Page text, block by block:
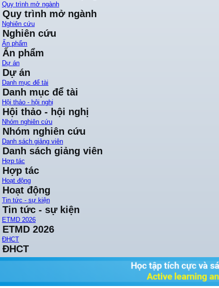
Quy trình mở ngành
Quy trình mở ngành
Nghiên cứu
Nghiên cứu
Ấn phẩm
Ấn phẩm
Dự án
Dự án
Danh mục để tài
Danh mục để tài
Hội thảo - hội nghị
Hội thảo - hội nghị
Nhóm nghiên cứu
Nhóm nghiên cứu
Danh sách giảng viên
Danh sách giảng viên
Hợp tác
Hợp tác
Hoạt động
Hoạt động
Tin tức - sự kiện
Tin tức - sự kiện
ETMD 2026
ETMD 2026
ĐHCT
ĐHCT